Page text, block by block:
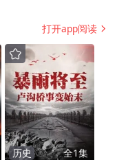
打开app阅读
历史 全1集